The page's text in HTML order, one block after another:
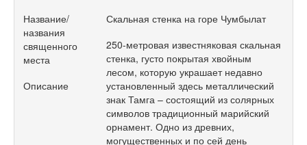
Название/
названия
священного
места
Скальная стенка на горе Чумбылат
Описание
250-метровая известняковая скальная
стенка, густо покрытая хвойным
лесом, которую украшает недавно
установленный здесь металлический
знак Тамга – состоящий из солярных
символов традиционный марийский
орнамент. Одно из древних,
могущественных и по сей день